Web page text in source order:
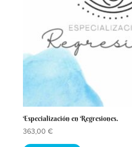
Especialización en Regresiones.
363,00 €